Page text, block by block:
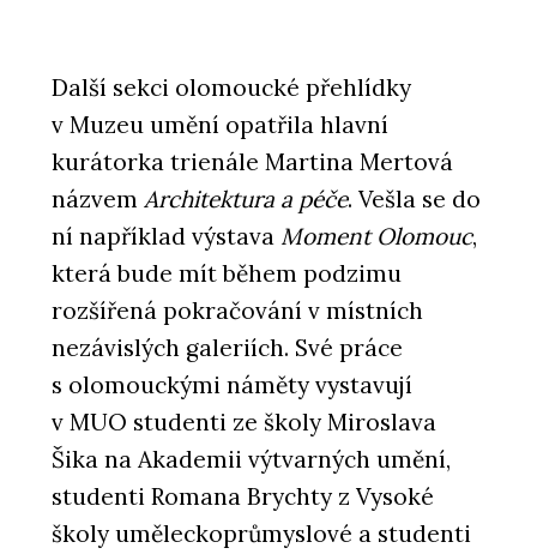
Další sekci olomoucké přehlídky
v Muzeu umění opatřila hlavní
kurátorka trienále Martina Mertová
názvem Architektura a péče. Vešla se do
ní například výstava Moment Olomouc,
která bude mít během podzimu
rozšířená pokračování v místních
nezávislých galeriích. Své práce
s olomouckými náměty vystavují
v MUO studenti ze školy Miroslava
Šika na Akademii výtvarných umění,
studenti Romana Brychty z Vysoké
školy uměleckoprůmyslové a studenti